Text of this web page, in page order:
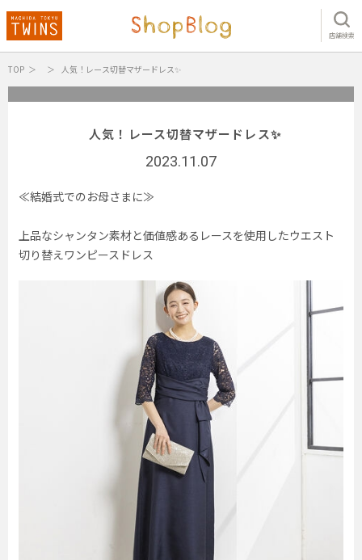
店舗検索
TOP 人気！レース切替マザードレス✨
人気！レース切替マザードレス✨
2023.11.07
≪結婚式でのお母さまに≫
上品なシャンタン素材と価値感あるレースを使用したウエスト
切り替えワンピースドレス